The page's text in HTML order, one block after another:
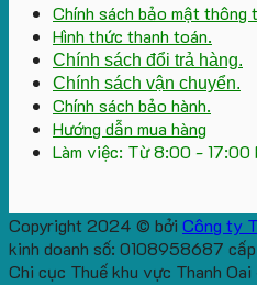
Chính sách bảo mật thông
Hình thức thanh toán.
Chính sách đổi trả hàng.
Chính sách vận chuyển.
Chính sách bảo hành.
Hướng dẫn mua hàng
Làm việc: Từ 8:00 - 17:00
Copyright 2024 © bởi Công ty
kinh doanh số: 0108958687
Chi cục Thuế khu vực Thanh